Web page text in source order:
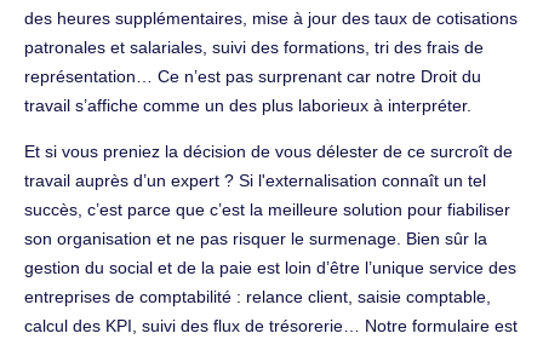
des heures supplémentaires, mise à jour des taux de cotisations
patronales et salariales, suivi des formations, tri des frais de
représentation… Ce n’est pas surprenant car notre Droit du
travail s’affiche comme un des plus laborieux à interpréter.
Et si vous preniez la décision de vous délester de ce surcroît de
travail auprès d’un expert ? Si l'externalisation connaît un tel
succès, c’est parce que c’est la meilleure solution pour fiabiliser
son organisation et ne pas risquer le surmenage. Bien sûr la
gestion du social et de la paie est loin d’être l’unique service des
entreprises de comptabilité : relance client, saisie comptable,
calcul des KPI, suivi des flux de trésorerie… Notre formulaire est